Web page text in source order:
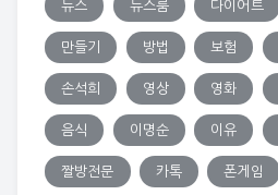
뉴스 뉴스룸 다이어트
만들기 방법 보험
손석희 영상 영화
음식 이명순 이유
짤방전문 카톡 폰게임